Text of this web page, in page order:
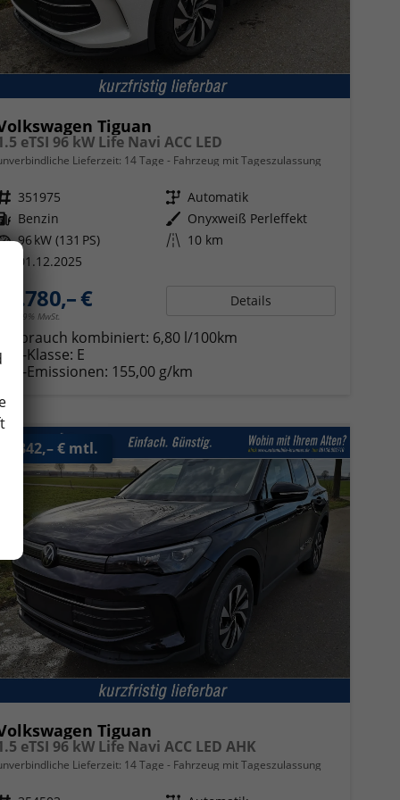
Tiguan
eTSI 96 kW Life Navi ACC LED
Lieferzeit: 14 Tage Fahrzeug mit Tageszulassung
Fahrzeugnr. 351975 Getriebe Automatik
Kraftstoff Benzin Außenfarbe Onyxweiß Perleffekt
Leistung 96 kW (131 PS) Kilometerstand 10 km
01.12.2025
34.780,– €
incl. 19% MwSt.
Details
kombiniert: 6,80 l/100km
-Klasse: E
-Emissionen: 155,00 g/km
ab 342,– € mtl.
Tiguan
eTSI 96 kW Life Navi ACC LED AHK
Lieferzeit: 14 Tage Fahrzeug mit Tageszulassung